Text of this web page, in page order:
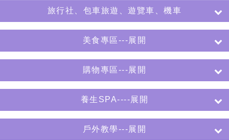
旅行社、包車旅遊、遊覽車、機車
美食專區---展開
購物專區---展開
養生SPA----展開
戶外教學---展開